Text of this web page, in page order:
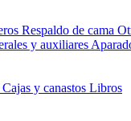
Respaldo de cama
y auxiliares
Cajas y canastos Libros